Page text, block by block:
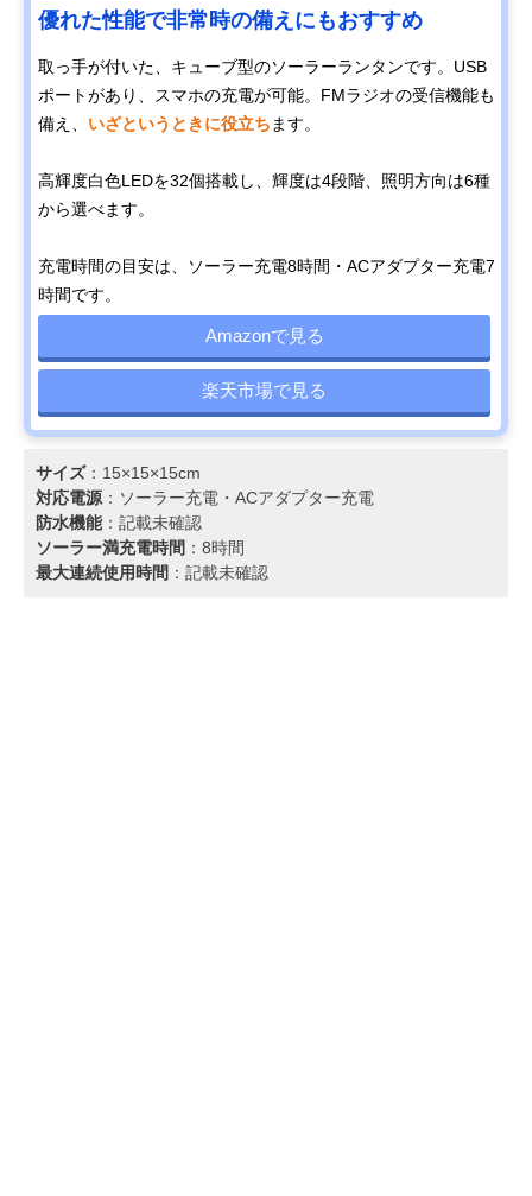
優れた性能で非常時の備えにもおすすめ
取っ手が付いた、キューブ型のソーラーランタンです。USB
ポートがあり、スマホの充電が可能。FMラジオの受信機能も
備え、 いざというときに役立ちます。
高輝度白色LEDを32個搭載し、輝度は4段階、照明方向は6種
から選べます。
充電時間の目安は、ソーラー充電8時間・ACアダプター充電7
時間です。
Amazonで見る
楽天市場で見る
サイズ：15×15×15cm
対応電源：‎ソーラー充電‎・ACアダプター充電
防水機能：記載未確認
ソーラー満充電時間 ：8時間
最大連続使用時間 ：記載未確認